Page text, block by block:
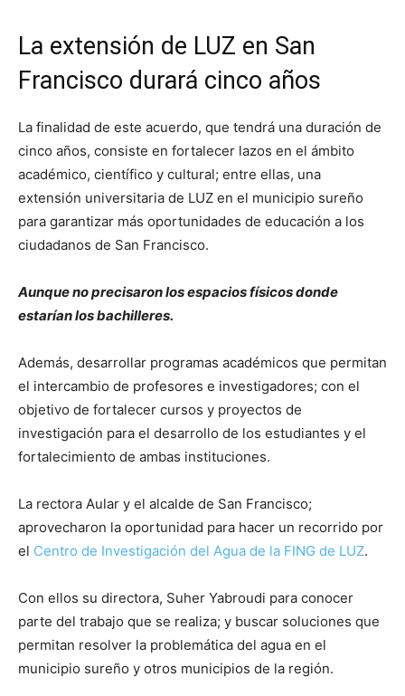
La extensión de LUZ en San
Francisco durará cinco años
La finalidad de este acuerdo, que tendrá una duración de
cinco años, consiste en fortalecer lazos en el ámbito
académico, científico y cultural; entre ellas, una
extensión universitaria de LUZ en el municipio sureño
para garantizar más oportunidades de educación a los
ciudadanos de San Francisco.
Aunque no precisaron los espacios físicos donde
estarían los bachilleres.
Además, desarrollar programas académicos que permitan
el intercambio de profesores e investigadores; con el
objetivo de fortalecer cursos y proyectos de
investigación para el desarrollo de los estudiantes y el
fortalecimiento de ambas instituciones.
La rectora Aular y el alcalde de San Francisco;
aprovecharon la oportunidad para hacer un recorrido por
el Centro de Investigación del Agua de la FING de LUZ.
Con ellos su directora, Suher Yabroudi para conocer
parte del trabajo que se realiza; y buscar soluciones que
permitan resolver la problemática del agua en el
municipio sureño y otros municipios de la región.